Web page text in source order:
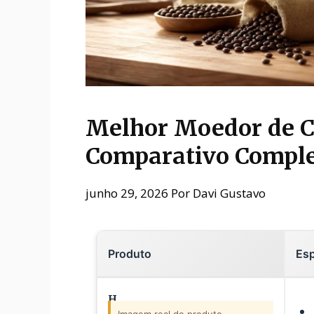
Melhor Moedor de
Comparativo
junho 29, 2026 Por Davi Gustavo
Produto
H